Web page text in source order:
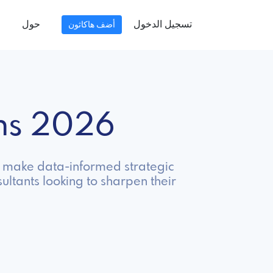
حول أضف هاكاثون تسجيل الدخول
2026
make data-informed strategic
looking to sharpen their